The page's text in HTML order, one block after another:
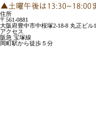
住所
〒561-0881
大阪府豊中市中桜塚2-18-8 丸正ビル
アクセス
阪急 宝塚線
岡町駅から徒歩５分